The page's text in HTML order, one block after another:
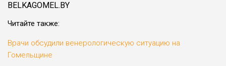
BELKAGOMEL.BY
Читайте также:
Врачи обсудили венерологическую ситуацию на
Гомельщине